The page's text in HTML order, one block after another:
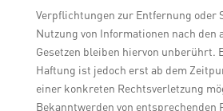
Verpflichtungen zur Entfernung oder
Nutzung von Informationen nach den
Gesetzen bleiben hiervon unberührt.
Haftung ist jedoch erst ab dem
einer konkreten Rechtsverletzung
Bekanntwerden von entsprechenden